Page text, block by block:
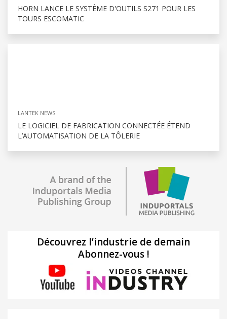
HORN LANCE LE SYSTÈME D'OUTILS S271 POUR LES
TOURS ESCOMATIC
LANTEK NEWS
LE LOGICIEL DE FABRICATION CONNECTÉE ÉTEND
L’AUTOMATISATION DE LA TÔLERIE
Découvrez l’industrie de demain
Abonnez-vous !